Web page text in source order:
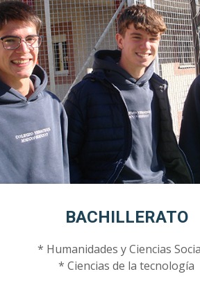
BACHILLERATO
* Humanidades y Ciencias
* Ciencias de la tecnología